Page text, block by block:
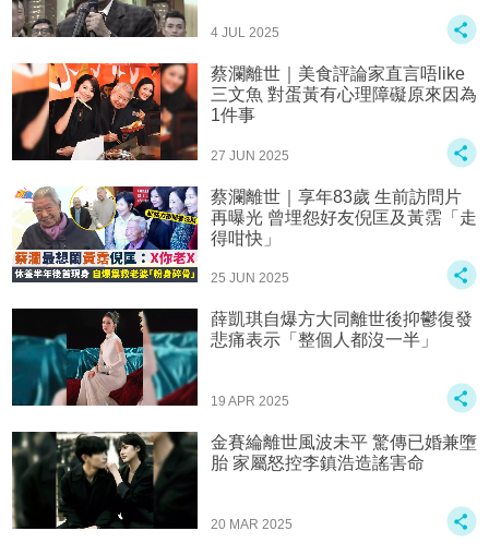
4 JUL 2025
蔡瀾離世｜美食評論家直言唔like
三文魚 對蛋黃有心理障礙原來因為
1件事
27 JUN 2025
蔡瀾離世｜享年83歲 生前訪問片
再曝光 曾埋怨好友倪匡及黃霑「走
得咁快」
25 JUN 2025
薛凱琪自爆方大同離世後抑鬱復發
悲痛表示「整個人都沒一半」
19 APR 2025
金賽綸離世風波未平 驚傳已婚兼墮
胎 家屬怒控李鎮浩造謠害命
20 MAR 2025